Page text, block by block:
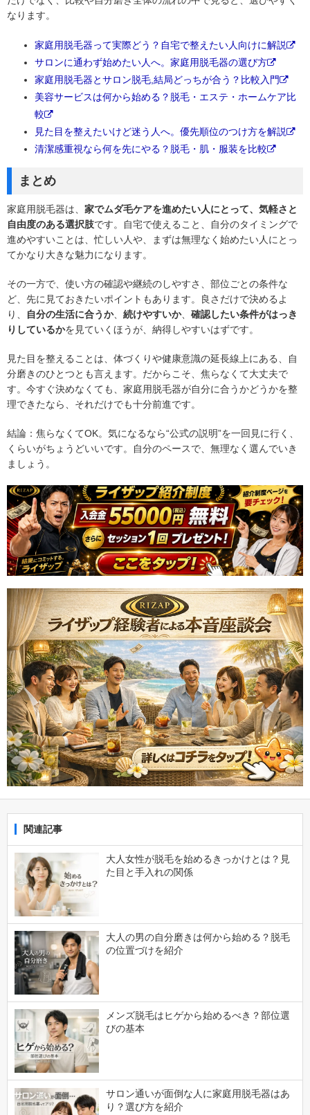
なります。
家庭用脱毛器って実際どう？自宅で整えたい人向けに解説
サロンに通わず始めたい人へ。家庭用脱毛器の選び方
家庭用脱毛器とサロン脱毛,結局どっちが合う？比較入門
美容サービスは何から始める？脱毛・エステ・ホームケア比
較
見た目を整えたいけど迷う人へ。優先順位のつけ方を解説
清潔感重視なら何を先にやる？脱毛・肌・服装を比較
まとめ
家庭用脱毛器は、 家でムダ毛ケアを進めたい人にとって、気軽さと
自由度のある選択肢です。自宅で使えること、自分のタイミングで
進めやすいことは、忙しい人や、まずは無理なく始めたい人にとっ
てかなり大きな魅力になります。
その一方で、使い方の確認や継続のしやすさ、部位ごとの条件な
ど、先に見ておきたいポイントもあります。良さだけで決めるよ
り、
自分の生活に合うか、 続けやすいか、 確認したい条件がはっき
りしているかを見ていくほうが、納得しやすいはずです。
見た目を整えることは、体づくりや健康意識の延長線上にある、自
分磨きのひとつとも言えます。だからこそ、焦らなくて大丈夫で
す。今すぐ決めなくても、家庭用脱毛器が自分に合うかどうかを整
理できたなら、それだけでも十分前進です。
結論：焦らなくてOK。気になるなら“公式の説明”を一回見に行く、
くらいがちょうどいいです。自分のペースで、無理なく選んでいき
ましょう。
関連記事
大人女性が脱毛を始めるきっかけとは？見
た目と手入れの関係
大人の男の自分磨きは何から始める？脱毛
の位置づけを紹介
メンズ脱毛はヒゲから始めるべき？部位選
びの基本
サロン通いが面倒な人に家庭用脱毛器はあ
り？選び方を紹介